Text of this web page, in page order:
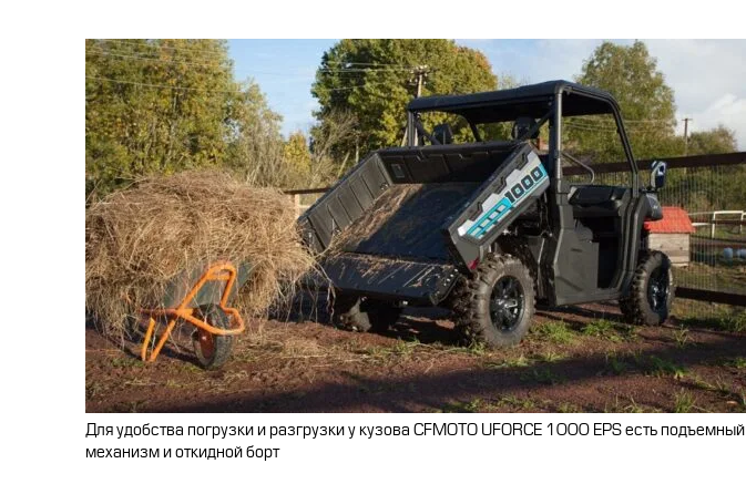
Для удобства погрузки и разгрузки у кузова CFMOTO UFORCE 1000 EPS есть подъемный
механизм и откидной борт